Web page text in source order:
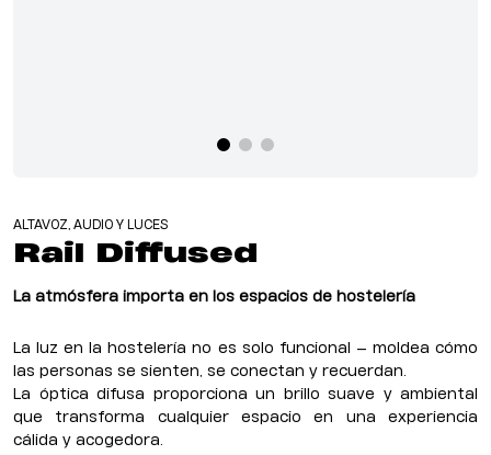
ALTAVOZ, AUDIO Y LUCES
Rail Diffused
La atmósfera importa en los espacios de hostelería
La luz en la hostelería no es solo funcional — moldea cómo
las personas se sienten, se conectan y recuerdan.
La óptica difusa proporciona un brillo suave y ambiental
que transforma cualquier espacio en una experiencia
cálida y acogedora.